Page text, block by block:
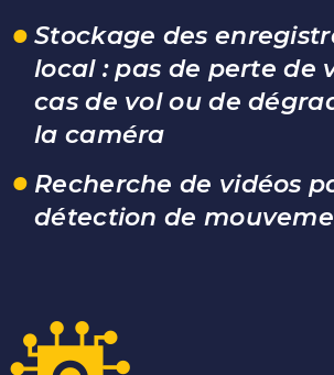
Stockage des
local : pas de perte de
cas de vol ou de
la caméra
Recherche de vidéos
détection de